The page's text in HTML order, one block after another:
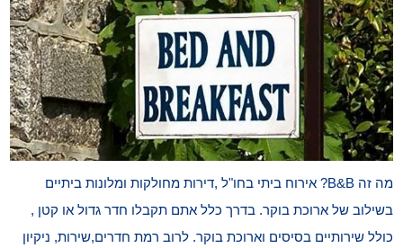
מה זה B&B? אירוח ביתי בחו"ל ,דירות מחולקות ומלונות ביתיים
בשילוב של ארוכת בוקר. בדרך כלל אתם תקבלו חדר גדול או קטן ,
כולל שירותיים בסיסים וארוכת בוקר. לרוב רמת חדרים,שירות, ניקיון